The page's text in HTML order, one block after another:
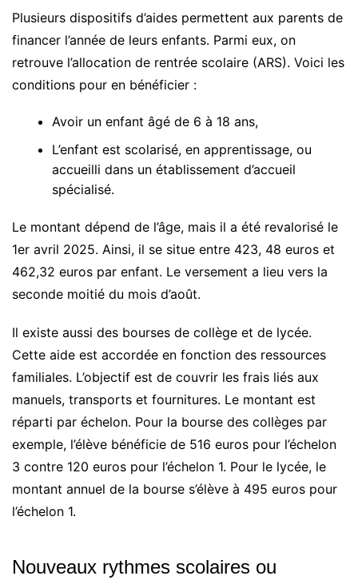
Plusieurs dispositifs d’aides permettent aux parents de
financer l’année de leurs enfants. Parmi eux, on
retrouve l’allocation de rentrée scolaire (ARS). Voici les
conditions pour en bénéficier :
Avoir un enfant âgé de 6 à 18 ans,
L’enfant est scolarisé, en apprentissage, ou
accueilli dans un établissement d’accueil
spécialisé.
Le montant dépend de l’âge, mais il a été revalorisé le
1er avril 2025. Ainsi, il se situe entre 423, 48 euros et
462,32 euros par enfant. Le versement a lieu vers la
seconde moitié du mois d’août.
Il existe aussi des bourses de collège et de lycée.
Cette aide est accordée en fonction des ressources
familiales. L’objectif est de couvrir les frais liés aux
manuels, transports et fournitures. Le montant est
réparti par échelon. Pour la bourse des collèges par
exemple, l’élève bénéficie de 516 euros pour l’échelon
3 contre 120 euros pour l’échelon 1. Pour le lycée, le
montant annuel de la bourse s’élève à 495 euros pour
l’échelon 1.
Nouveaux rythmes scolaires ou